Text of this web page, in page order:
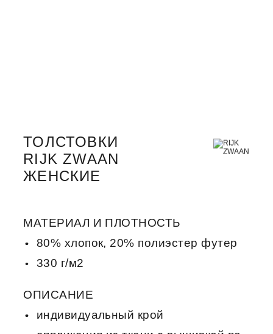
ТОЛСТОВКИ
RIJK ZWAAN
ЖЕНСКИЕ
МАТЕРИАЛ И ПЛОТНОСТЬ
80% хлопок, 20% полиэстер футер
330 г/м2
ОПИСАНИЕ
индивидуальный крой